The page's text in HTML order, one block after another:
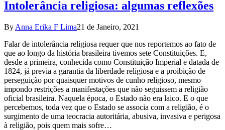
Intolerância religiosa: algumas reflexões
By Anna Erika F Lima21 de Janeiro, 2021
Falar de intolerância religiosa requer que nos reportemos ao fato de
que ao longo da história brasileira tivemos sete Constituições. E,
desde a primeira, conhecida como Constituição Imperial e datada de
1824, já previa a garantia da liberdade religiosa e a proibição de
perseguição por quaisquer motivos de cunho religioso, mesmo
impondo restrições a manifestações que não seguissem a religião
oficial brasileira. Naquela época, o Estado não era laico. E o que
percebemos, toda vez que o Estado se associa com a religião, é o
surgimento de uma teocracia autoritária, abusiva, invasiva e perigosa
à religião, pois quem mais sofre…